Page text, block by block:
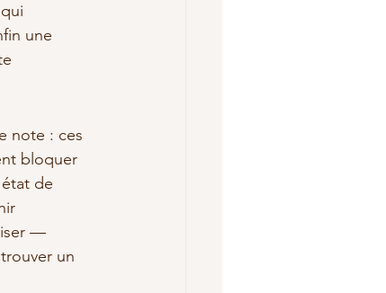
une
note : ces
bloquer
de
—
un